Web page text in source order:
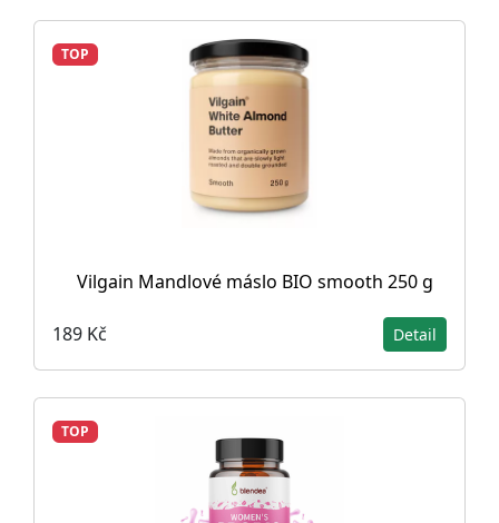
TOP
Vilgain Mandlové máslo BIO smooth 250 g
189 Kč Detail
TOP